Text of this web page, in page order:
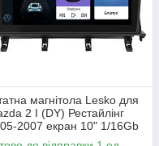
магнітола Lesko для
2 I (DY) Рестайлінг
2007 екран 10" 1/16Gb
Fi GPS Base 1 шт.